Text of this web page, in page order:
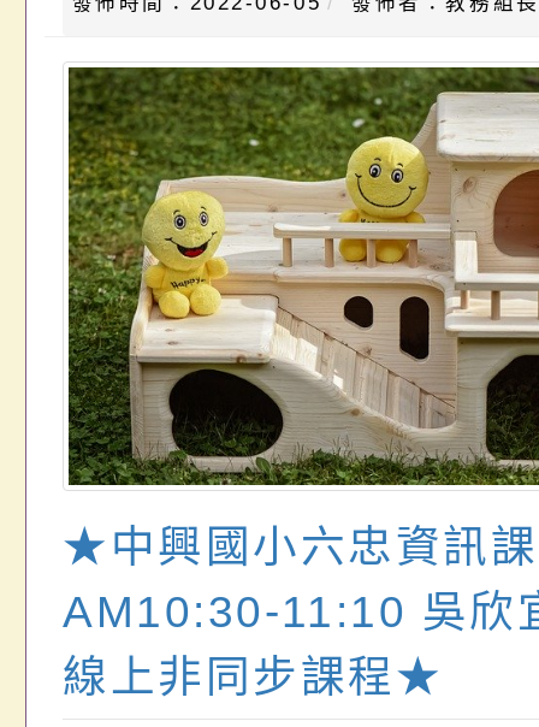
★中興國小六忠資訊
AM10:30-11:10 吳欣
線上非同步課程★